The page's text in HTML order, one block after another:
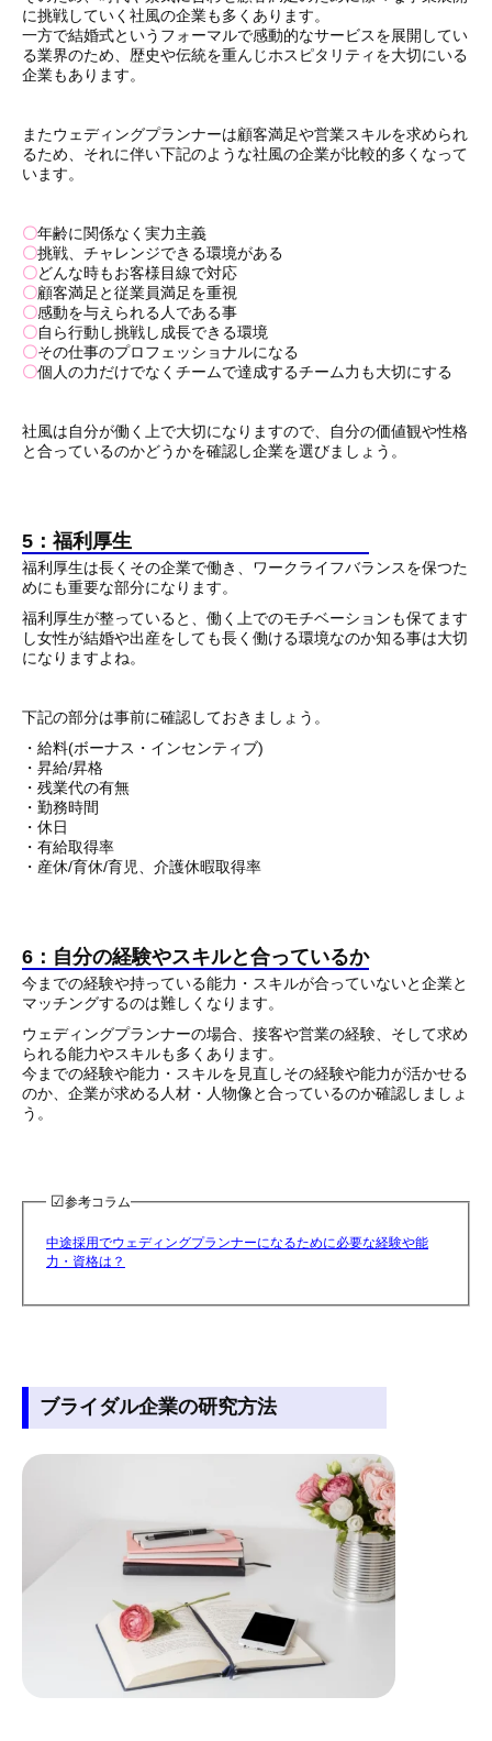
に挑戦していく社風の企業も多くあります。
一方で結婚式というフォーマルで感動的なサービスを展開してい
る業界のため、歴史や伝統を重んじホスピタリティを大切にいる
企業もあります。
またウェディングプランナーは顧客満足や営業スキルを求められ
るため、それに伴い下記のような社風の企業が比較的多くなって
います。
〇年齢に関係なく実力主義
〇挑戦、チャレンジできる環境がある
〇どんな時もお客様目線で対応
〇顧客満足と従業員満足を重視
〇感動を与えられる人である事
〇自ら行動し挑戦し成長できる環境
〇その仕事のプロフェッショナルになる
〇個人の力だけでなくチームで達成するチーム力も大切にする
社風は自分が働く上で大切になりますので、自分の価値観や性格
と合っているのかどうかを確認し企業を選びましょう。
5：福利厚生
福利厚生は長くその企業で働き、ワークライフバランスを保つた
めにも重要な部分になります。
福利厚生が整っていると、働く上でのモチベーションも保てます
し女性が結婚や出産をしても長く働ける環境なのか知る事は大切
になりますよね。
下記の部分は事前に確認しておきましょう。
・給料(ボーナス・インセンティブ)
・昇給/昇格
・残業代の有無
・勤務時間
・休日
・有給取得率
・産休/育休/育児、介護休暇取得率
6：自分の経験やスキルと合っているか
今までの経験や持っている能力・スキルが合っていないと企業と
マッチングするのは難しくなります。
ウェディングプランナーの場合、接客や営業の経験、そして求め
られる能力やスキルも多くあります。
今までの経験や能力・スキルを見直しその経験や能力が活かせる
のか、企業が求める人材・人物像と合っているのか確認しましょ
う。
☑︎参考コラム
中途採用でウェディングプランナーになるために必要な経験や能
力・資格は？
ブライダル企業の研究方法